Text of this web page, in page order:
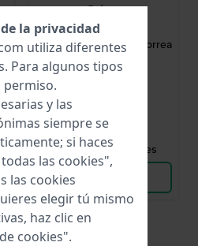
Orient
UL00H015P0
UL00H015P0 16 mm Correa
de cuero coñac
Comparar Relojes
Ver Producto
de Apple Pay
la privacidad
utiliza diferentes
. Para algunos tipos
permiso.
y las
siempre se
si haces
las cookies",
las cookies
elegir tú mismo
haz clic en
cookies".